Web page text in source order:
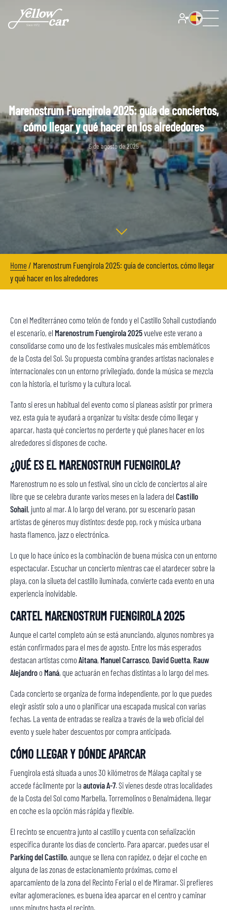
Marenostrum Fuengirola 2025: guía de conciertos,
cómo llegar y qué hacer en los alrededores
6 de agosto de 2025
Home/ Marenostrum Fuengirola 2025: guía de conciertos, cómo llegar
y qué hacer en los alrededores
Con el Mediterráneo como telón de fondo y el Castillo Sohail custodiando
el escenario, el Marenostrum Fuengirola 2025vuelve este verano a
consolidarse como uno de los festivales musicales más emblemáticos
de la Costa del Sol. Su propuesta combina grandes artistas nacionales e
internacionales con un entorno privilegiado, donde la música se mezcla
con la historia, el turismo y la cultura local.
Tanto si eres un habitual del evento como si planeas asistir por primera
vez, esta guía te ayudará a organizar tu visita: desde cómo llegar y
aparcar, hasta qué conciertos no perderte y qué planes hacer en los
alrededores si dispones de coche.
¿QUÉ ES EL MARENOSTRUM FUENGIROLA?
Marenostrum no es solo un festival, sino un ciclo de conciertos al aire
libre que se celebra durante varios meses en la ladera del Castillo
Sohail, junto al mar. A lo largo del verano, por su escenario pasan
artistas de géneros muy distintos: desde pop, rock y música urbana
hasta flamenco, jazz o electrónica.
Lo que lo hace único es la combinación de buena música con un entorno
espectacular. Escuchar un concierto mientras cae el atardecer sobre la
playa, con la silueta del castillo iluminada, convierte cada evento en una
experiencia inolvidable.
CARTEL MARENOSTRUM FUENGIROLA 2025
Aunque el cartel completo aún se está anunciando, algunos nombres ya
están confirmados para el mes de agosto. Entre los más esperados
destacan artistas como Aitana, Manuel Carrasco, David Guetta, Rauw
Alejandro o Maná, que actuarán en fechas distintas a lo largo del mes.
Cada concierto se organiza de forma independiente, por lo que puedes
elegir asistir solo a uno o planificar una escapada musical con varias
fechas. La venta de entradas se realiza a través de la web oficial del
evento y suele haber descuentos por compra anticipada.
CÓMO LLEGAR Y DÓNDE APARCAR
Fuengirola está situada a unos 30 kilómetros de Málaga capital y se
accede fácilmente por la autovía A-7. Si vienes desde otras localidades
de la Costa del Sol como Marbella, Torremolinos o Benalmádena, llegar
en coche es la opción más rápida y flexible.
El recinto se encuentra junto al castillo y cuenta con señalización
específica durante los días de concierto. Para aparcar, puedes usar el
Parking del Castillo, aunque se llena con rapidez, o dejar el coche en
alguna de las zonas de estacionamiento próximas, como el
aparcamiento de la zona del Recinto Ferial o el de Miramar. Si prefieres
evitar aglomeraciones, es buena idea aparcar en el centro y caminar
unos minutos hasta el recinto.